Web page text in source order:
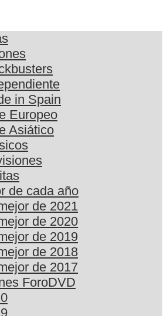
in Spain
Europeo
Asiático
de cada año
de 2021
de 2020
de 2019
de 2018
de 2017
ForoDVD